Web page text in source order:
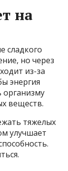
на
сладкого
но через
из-за
энергия
организму
веществ.
тяжелых
улучшает